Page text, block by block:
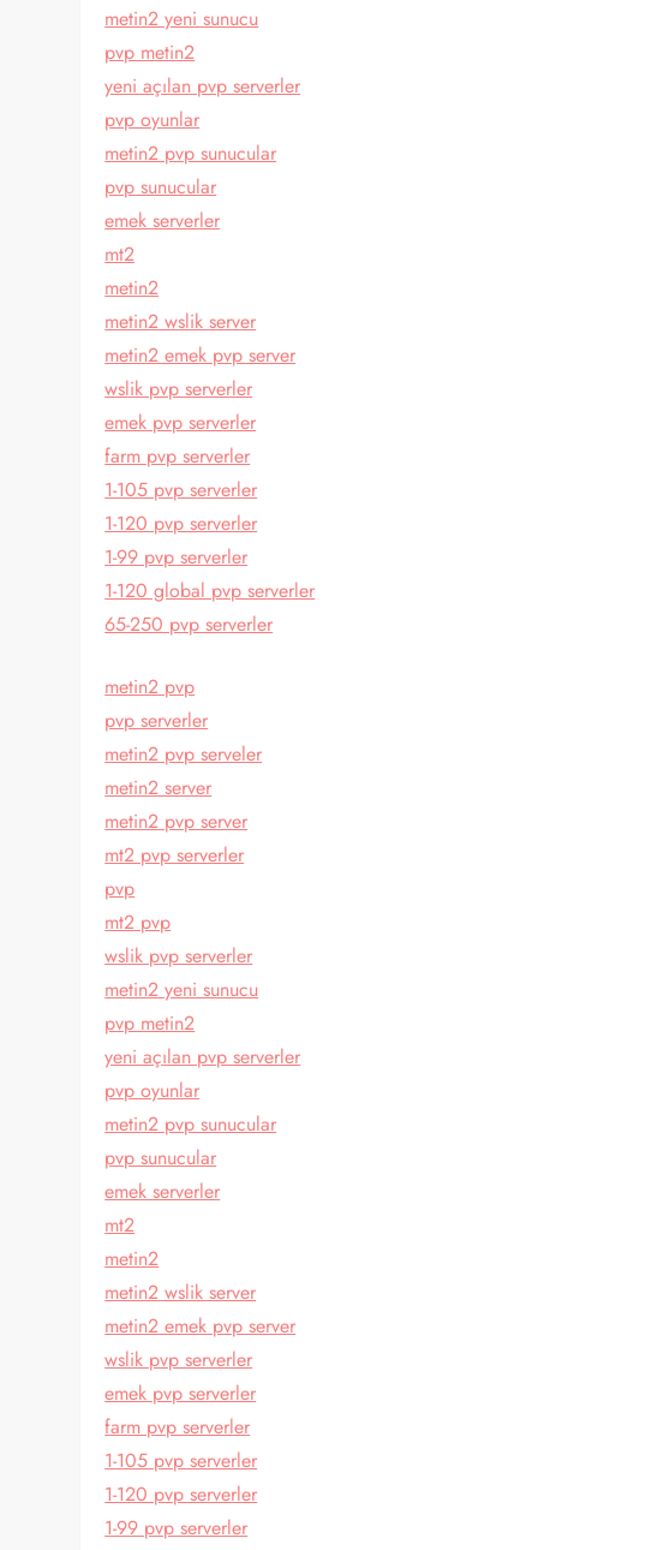
metin2 yeni sunucu
pvp metin2
yeni açılan pvp serverler
pvp oyunlar
metin2 pvp sunucular
pvp sunucular
emek serverler
mt2
metin2
metin2 wslik server
metin2 emek pvp server
wslik pvp serverler
emek pvp serverler
farm pvp serverler
1-105 pvp serverler
1-120 pvp serverler
1-99 pvp serverler
1-120 global pvp serverler
65-250 pvp serverler
metin2 pvp
pvp serverler
metin2 pvp serveler
metin2 server
metin2 pvp server
mt2 pvp serverler
pvp
mt2 pvp
wslik pvp serverler
metin2 yeni sunucu
pvp metin2
yeni açılan pvp serverler
pvp oyunlar
metin2 pvp sunucular
pvp sunucular
emek serverler
mt2
metin2
metin2 wslik server
metin2 emek pvp server
wslik pvp serverler
emek pvp serverler
farm pvp serverler
1-105 pvp serverler
1-120 pvp serverler
1-99 pvp serverler